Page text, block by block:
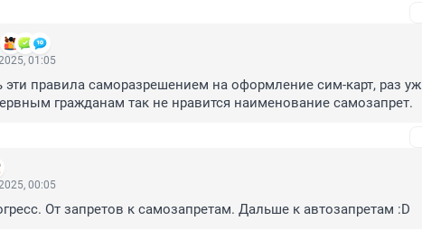
01:05
эти правила саморазрешением на оформление сим-карт, раз уж
гражданам так не нравится наименование самозапрет.
00:05
От запретов к самозапретам. Дальше к автозапретам :D